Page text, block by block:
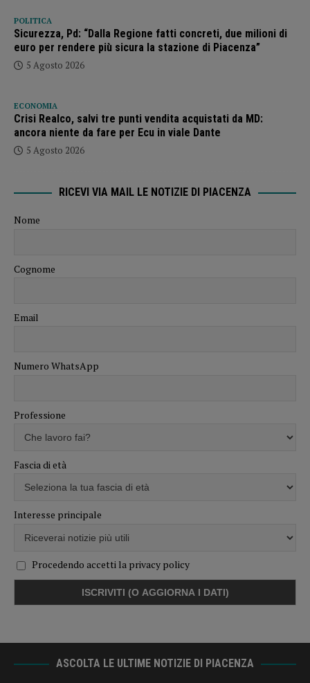
POLITICA
Sicurezza, Pd: “Dalla Regione fatti concreti, due milioni di
euro per rendere più sicura la stazione di Piacenza”
5 Agosto 2026
ECONOMIA
Crisi Realco, salvi tre punti vendita acquistati da MD:
ancora niente da fare per Ecu in viale Dante
5 Agosto 2026
RICEVI VIA MAIL LE NOTIZIE DI PIACENZA
Nome
Cognome
Email
Numero WhatsApp
Professione
Fascia di età
Interesse principale
Procedendo accetti la privacy policy
ASCOLTA LE ULTIME NOTIZIE DI PIACENZA